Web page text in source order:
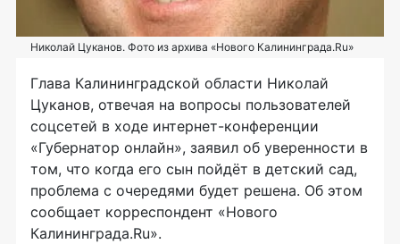
Николай Цуканов. Фото из архива «Нового Калининграда.Ru»
Глава Калининградской области Николай
Цуканов, отвечая на вопросы пользователей
соцсетей в ходе интернет-конференции
«Губернатор онлайн», заявил об уверенности в
том, что когда его сын пойдёт в детский сад,
проблема с очередями будет решена. Об этом
сообщает корреспондент «Нового
Калининграда.Ru».